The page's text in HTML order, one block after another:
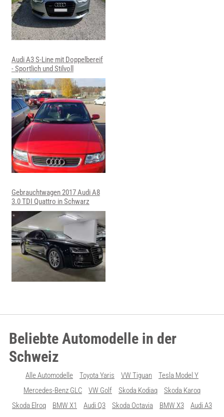
Audi A3 S-Line mit Doppelbereif
- Sportlich und Stilvoll
Gebrauchtwagen 2017 Audi A8
3.0 TDI Quattro in Schwarz
Beliebte Automodelle in der
Schweiz
Alle Automodelle Toyota Yaris VW Tiguan
Tesla Model Y
Mercedes-Benz GLC
VW Golf Skoda Kodiaq
Skoda Karoq
Skoda Elroq
BMW X1 Audi Q3 Skoda Octavia BMW X3
Audi A3